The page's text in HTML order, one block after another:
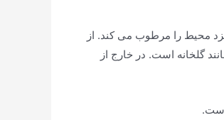
محیط را مرطوب می کند. از
گلخانه است. در خارج از